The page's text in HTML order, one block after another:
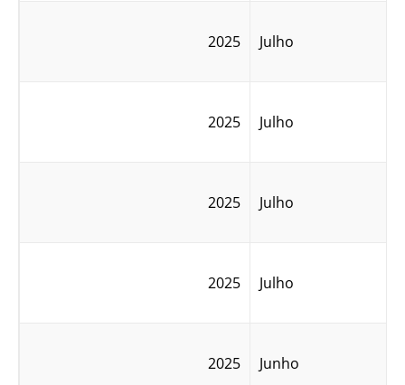
2025 Julho
2025 Julho
2025 Julho
2025 Julho
2025 Junho